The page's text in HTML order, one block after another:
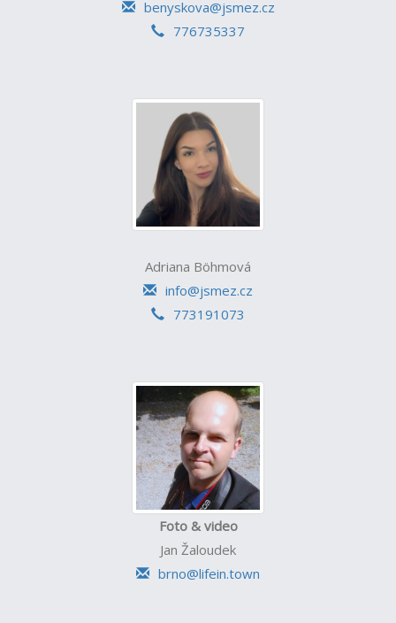
benyskova@jsmez.cz
776735337
Adriana Böhmová
info@jsmez.cz
773191073
Foto & video
Jan Žaloudek
brno@lifein.town